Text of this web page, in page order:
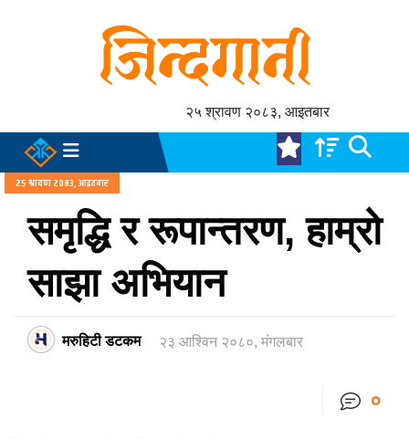
२५ श्रावण २०८३, आइतबार
२५ श्रावण २०८३, आइतबार
समृद्धि र रूपान्तरण, हाम्रो
साझा अभियान
मरुहिटी डटकम २३ आश्विन २०८०, मंगलबार
०